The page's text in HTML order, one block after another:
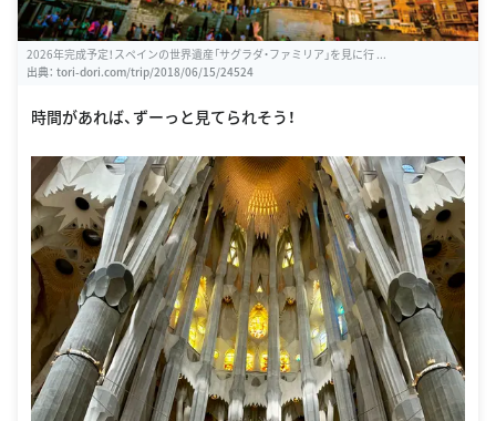
2026年完成予定！スペインの世界遺産「サグラダ・ファミリア」を見に行 ...
出典： tori-dori.com/trip/2018/06/15/24524
時間があれば、ずーっと見てられそう！